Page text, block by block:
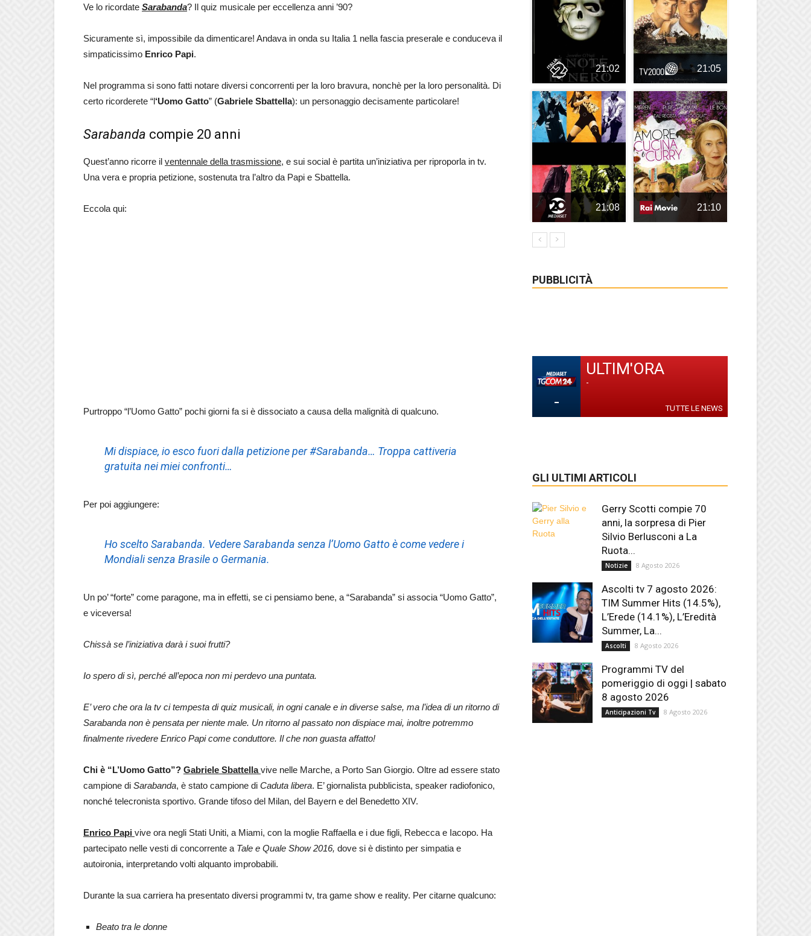
Ve lo ricordate Sarabanda? Il quiz musicale per eccellenza anni ’90?
Sicuramente sì, impossibile da dimenticare! Andava in onda su Italia 1 nella fascia preserale e conduceva il
simpaticissimo Enrico Papi.
Nel programma si sono fatti notare diversi concorrenti per la loro bravura, nonchè per la loro personalità. Di
certo ricorderete “l‘Uomo Gatto” (Gabriele Sbattella): un personaggio decisamente particolare!
Sarabanda compie 20 anni
Quest’anno ricorre il ventennale della trasmissione, e sui social è partita un’iniziativa per riproporla in tv.
Una vera e propria petizione, sostenuta tra l’altro da Papi e Sbattella.
Eccola qui:
Purtroppo “l’Uomo Gatto” pochi giorni fa si è dissociato a causa della malignità di qualcuno.
Mi dispiace, io esco fuori dalla petizione per #Sarabanda… Troppa cattiveria
gratuita nei miei confronti…
Per poi aggiungere:
Ho sceltoSarabanda. VedereSarabanda senza l’Uomo Gatto è come vedere i
Mondiali senza Brasile o Germania.
Un po’ “forte” come paragone, ma in effetti, se ci pensiamo bene, a “Sarabanda” si associa “Uomo Gatto”,
e viceversa!
Chissà se l’iniziativa darà i suoi frutti?
Io spero di sì, perché all’epoca non mi perdevo una puntata.
E’ vero che ora la tv ci tempesta di quiz musicali, in ogni canale e in diverse salse, ma l’idea di un ritorno di
Sarabanda non è pensata per niente male. Un ritorno al passato non dispiace mai, inoltre potremmo
finalmente rivedere Enrico Papi come conduttore. Il che non guasta affatto!
Chi è “L’Uomo Gatto”? Gabriele Sbattella vive nelle Marche, a Porto San Giorgio. Oltre ad essere stato
campione di Sarabanda, è stato campione di Caduta libera. E’ giornalista pubblicista, speaker radiofonico,
nonché telecronista sportivo. Grande tifoso del Milan, del Bayern e del Benedetto XIV.
Enrico Papi vive ora negli Stati Uniti, a Miami, con la moglie Raffaella e i due figli, Rebecca e Iacopo. Ha
partecipato nelle vesti di concorrente a Tale e Quale Show 2016, dove si è distinto per simpatia e
autoironia, interpretando volti alquanto improbabili.
Durante la sua carriera ha presentato diversi programmi tv, tra game show e reality. Per citarne qualcuno:
Beato tra le donne
21:02 21:05
21:08 21:10
PUBBLICITÀ
-
ULTIM'ORA
-
TUTTE LE NEWS
GLI ULTIMI ARTICOLI
Gerry Scotti compie 70
anni, la sorpresa di Pier
Silvio Berlusconi a La
Ruota...
Notizie 8 Agosto 2026
Ascolti tv 7 agosto 2026:
TIM Summer Hits (14.5%),
L’Erede (14.1%), L’Eredità
Summer, La...
Ascolti 8 Agosto 2026
Programmi TV del
pomeriggio di oggi | sabato
8 agosto 2026
Anticipazioni Tv 8 Agosto 2026